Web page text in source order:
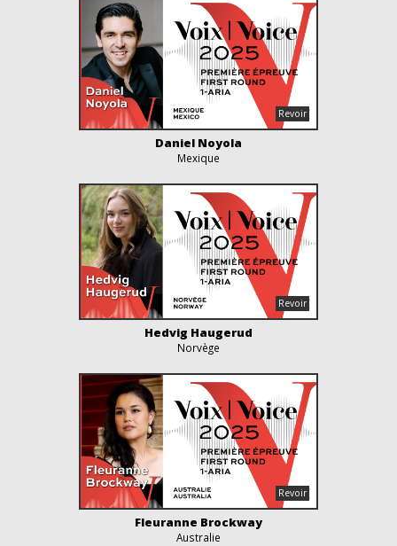
Daniel Noyola
Mexique
Hedvig Haugerud
Norvège
Fleuranne Brockway
Australie